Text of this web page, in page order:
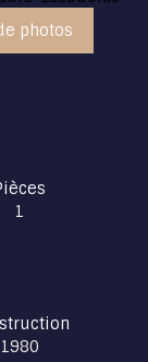
photos
1
1980